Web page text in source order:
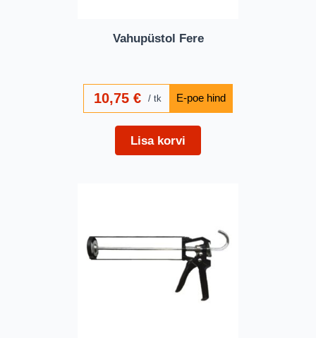
Vahupüstol Fere
10,75 € tk
Lisa korvi